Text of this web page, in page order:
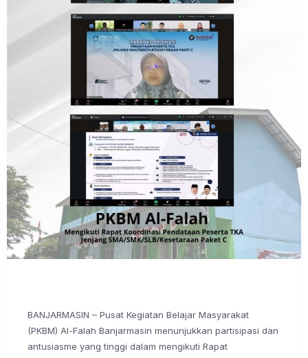
BANJARMASIN – Pusat Kegiatan Belajar Masyarakat
(PKBM) Al-Falah Banjarmasin menunjukkan partisipasi dan
antusiasme yang tinggi dalam mengikuti Rapat